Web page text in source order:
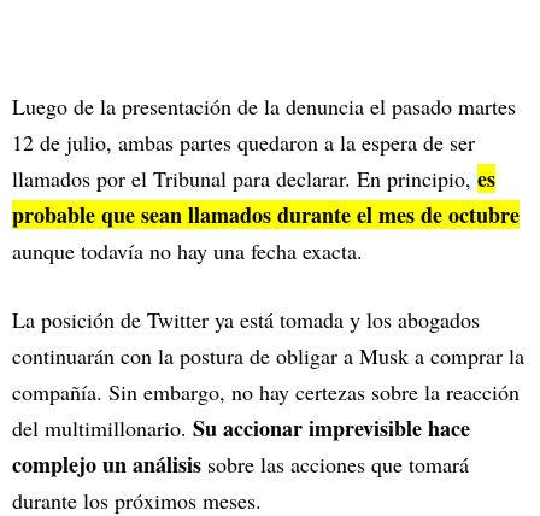
Luego de la presentación de la denuncia el pasado martes
12 de julio, ambas partes quedaron a la espera de ser
llamados por el Tribunal para declarar. En principio, es
probable que sean llamados durante el mes de octubre
aunque todavía no hay una fecha exacta.
La posición de Twitter ya está tomada y los abogados
continuarán con la postura de obligar a Musk a comprar la
compañía. Sin embargo, no hay certezas sobre la reacción
del multimillonario. Su accionar imprevisible hace
complejo un análisis sobre las acciones que tomará
durante los próximos meses.